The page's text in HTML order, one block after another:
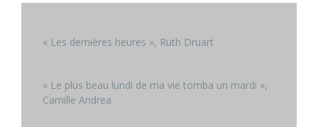
« Les dernières heures », Ruth Druart
« Le plus beau lundi de ma vie tomba un mardi »,
Camille Andrea